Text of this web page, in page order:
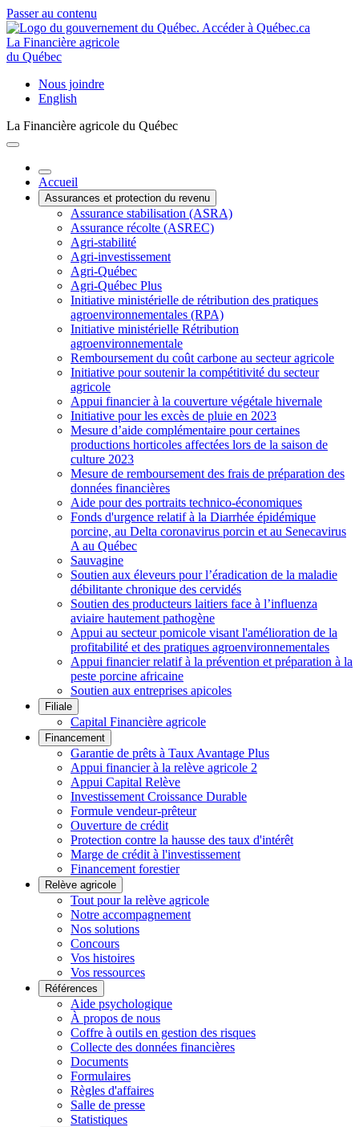
Passer au contenu
La Financière agricole
du Québec
Nous joindre
English
La Financière agricole du Québec
Accueil
Assurances et protection du revenu
Assurance stabilisation (ASRA)
Assurance récolte (ASREC)
Agri-stabilité
Agri-investissement
Agri-Québec
Agri-Québec Plus
Initiative ministérielle de rétribution des pratiques
agroenvironnementales (RPA)
Initiative ministérielle Rétribution
agroenvironnementale
Remboursement du coût carbone au secteur agricole
Initiative pour soutenir la compétitivité du secteur
agricole
Appui financier à la couverture végétale hivernale
Initiative pour les excès de pluie en 2023
Mesure d’aide complémentaire pour certaines
productions horticoles affectées lors de la saison de
culture 2023
Mesure de remboursement des frais de préparation des
données financières
Aide pour des portraits technico-économiques
Fonds d'urgence relatif à la Diarrhée épidémique
porcine, au Delta coronavirus porcin et au Senecavirus
A au Québec
Sauvagine
Soutien aux éleveurs pour l’éradication de la maladie
débilitante chronique des cervidés
Soutien des producteurs laitiers face à l’influenza
aviaire hautement pathogène
Appui au secteur pomicole visant l'amélioration de la
profitabilité et des pratiques agroenvironnementales
Appui financier relatif à la prévention et préparation à la
peste porcine africaine
Soutien aux entreprises apicoles
Filiale
Capital Financière agricole
Financement
Garantie de prêts à Taux Avantage Plus
Appui financier à la relève agricole 2
Appui Capital Relève
Investissement Croissance Durable
Formule vendeur-prêteur
Ouverture de crédit
Protection contre la hausse des taux d'intérêt
Marge de crédit à l'investissement
Financement forestier
Relève agricole
Tout pour la relève agricole
Notre accompagnement
Nos solutions
Concours
Vos histoires
Vos ressources
Références
Aide psychologique
À propos de nous
Coffre à outils en gestion des risques
Collecte des données financières
Documents
Formulaires
Règles d'affaires
Salle de presse
Statistiques